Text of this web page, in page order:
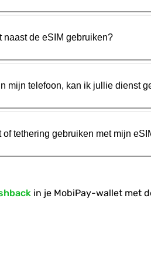
naast de eSIM gebruiken?
mijn telefoon, kan ik jullie dienst
tethering gebruiken met mijn
in je MobiPay-wallet met